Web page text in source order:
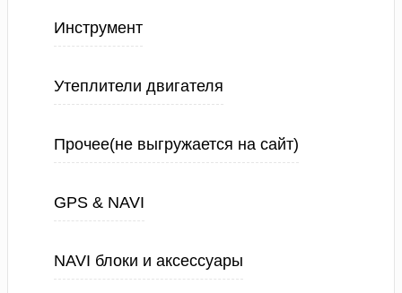
Инструмент
Утеплители двигателя
Прочее(не выгружается на сайт)
GPS & NAVI
NAVI блоки и аксессуары